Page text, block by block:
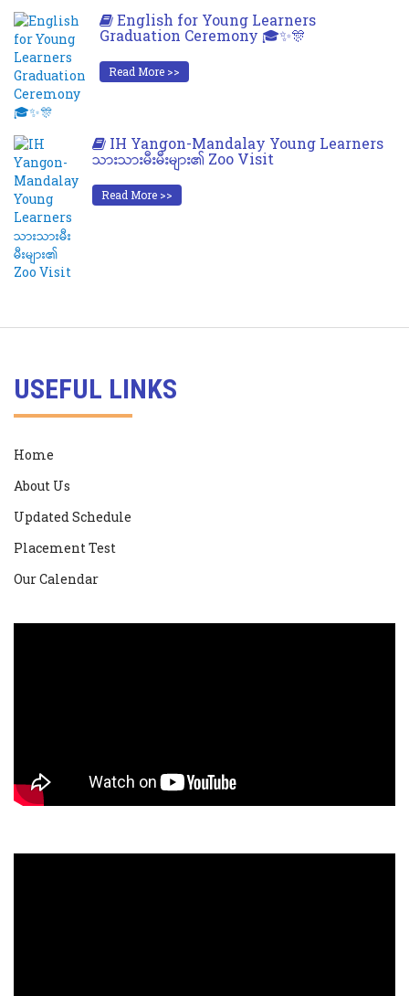
English for Young Learners
Graduation Ceremony 🎓✨🎊
Read More >>
IH Yangon-Mandalay Young Learners
သားသားမီးမီးများ၏ Zoo Visit
Read More >>
USEFUL LINKS
Home
About Us
Updated Schedule
Placement Test
Our Calendar